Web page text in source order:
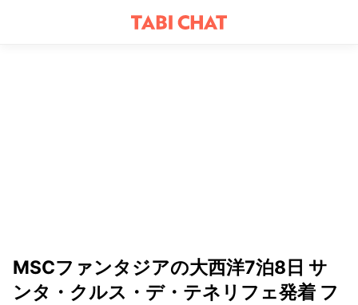
MSCファンタジアの大西洋7泊8日 サ
ンタ・クルス・デ・テネリフェ発着 フ